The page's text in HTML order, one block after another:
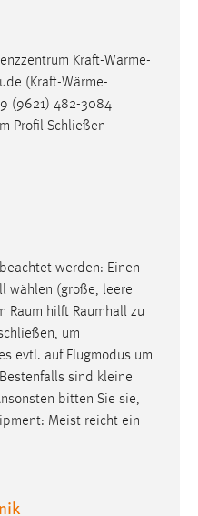
Kraft-Wärme-
(Kraft-Wärme-
(9621) 482-3084
Profil Schließen
werden: Einen
wählen (große, leere
Raum hilft Raumhall zu
um
evtl. auf Flugmodus um
sind kleine
bitten Sie sie,
Meist reicht ein